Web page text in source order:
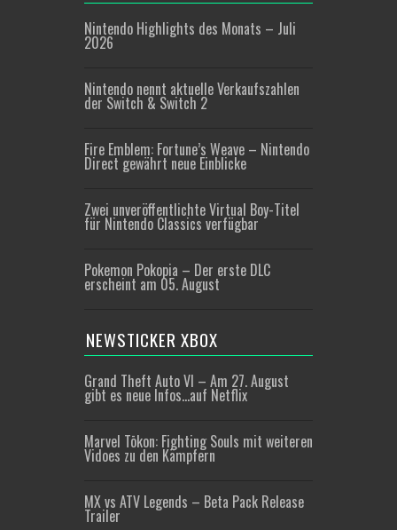
Nintendo Highlights des Monats – Juli
2026
Nintendo nennt aktuelle Verkaufszahlen
der Switch & Switch 2
Fire Emblem: Fortune’s Weave – Nintendo
Direct gewährt neue Einblicke
Zwei unveröffentlichte Virtual Boy-Titel
für Nintendo Classics verfügbar
Pokemon Pokopia – Der erste DLC
erscheint am 05. August
NEWSTICKER XBOX
Grand Theft Auto VI – Am 27. August
gibt es neue Infos…auf Netflix
Marvel Tōkon: Fighting Souls mit weiteren
Vidoes zu den Kämpfern
MX vs ATV Legends – Beta Pack Release
Trailer